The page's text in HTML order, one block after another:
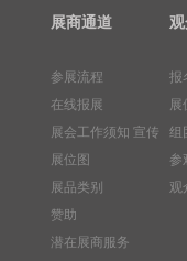
展商通道
参展流程
在线报展
展会工作须知 宣传
展位图
展品类别
赞助
潜在展商服务
报
展
组
参
观